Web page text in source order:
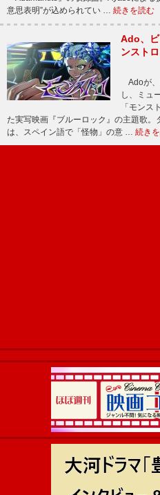
意思表明”が込められてい … 続きを読む
Ado、
ンスト
Adoが、
し、ミュ
「モンス
た実写映画『ブルーロック』の主題歌。
は、スペイン語で「怪物」の意 … 続き